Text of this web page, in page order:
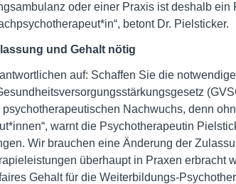
oder einer Praxis ist deshalb ein
betont Dr. Pielsticker.
und Gehalt nötig
auf: Schaffen Sie die
Nachwuchs, denn
warnt die Psychotherapeutin
Wir brauchen eine Änderung der
überhaupt in Praxen erbracht
Gehalt für die Weiterbildungs-